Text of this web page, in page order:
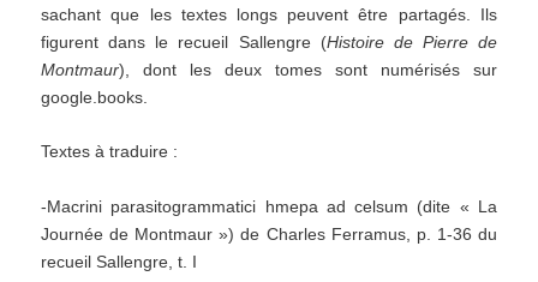
sachant que les textes longs peuvent être partagés. Ils
figurent dans le recueil Sallengre (Histoire de Pierre de
Montmaur), dont les deux tomes sont numérisés sur
google.books.
Textes à traduire :
-Macrini parasitogrammatici hmepa ad celsum (dite « La
Journée de Montmaur ») de Charles Ferramus, p. 1-36 du
recueil Sallengre, t. I